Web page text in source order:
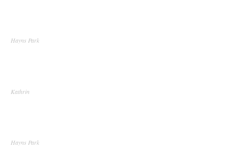
Hayns Park
Kathrin
Hayns Park